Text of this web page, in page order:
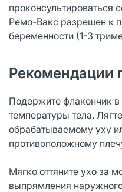
проконсультироваться
Ремо-Вакс разрешен к
беременности (1-3
Рекомендации
Подержите флакончик в
температуры тела.
обрабатываемому уху
противоположному
Мягко оттяните ухо за
выпрямления